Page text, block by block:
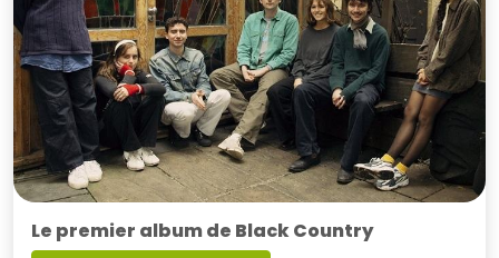
Le premier album de Black Country